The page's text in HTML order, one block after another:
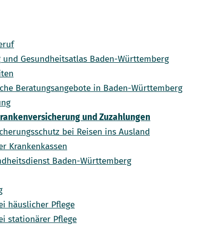
und Gesundheitsatlas Baden-Württemberg
Beratungsangebote in Baden-Württemberg
und Zuzahlungen
bei Reisen ins Ausland
Krankenkassen
Baden-Württemberg
häuslicher Pflege
stationärer Pflege